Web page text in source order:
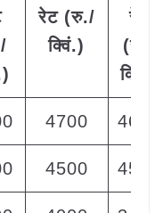
रेट(रु./
क्विं.)
रेट
(रु
क्विं
4700
4500